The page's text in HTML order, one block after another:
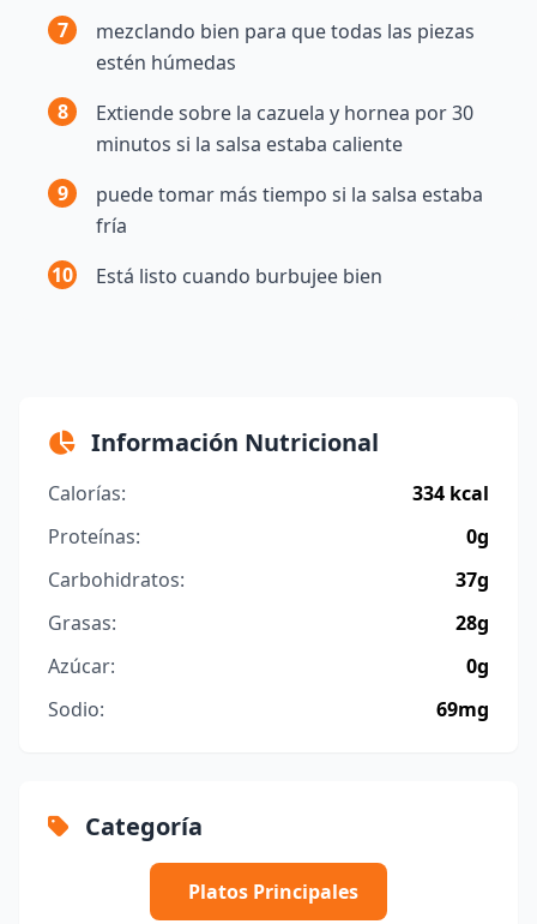
7
mezclando bien para que todas las piezas
estén húmedas
8
Extiende sobre la cazuela y hornea por 30
minutos si la salsa estaba caliente
9
puede tomar más tiempo si la salsa estaba
fría
10
Está listo cuando burbujee bien
Información Nutricional
Calorías:
334 kcal
Proteínas:
0g
Carbohidratos:
37g
Grasas:
28g
Azúcar:
0g
Sodio:
69mg
Categoría
Platos Principales